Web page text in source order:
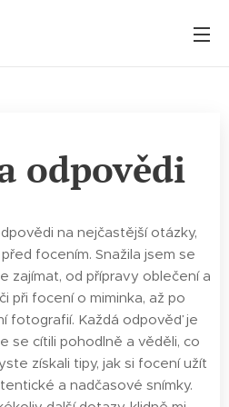
odpovědi
na nejčastější otázky,
focením. Snažila jsem se
zajímat, od přípravy oblečení a
při focení o miminka, až po
fotografií. Každá odpověď je
se cítili pohodlně a věděli, co
získali tipy, jak si focení užít
a nadčasové snímky.